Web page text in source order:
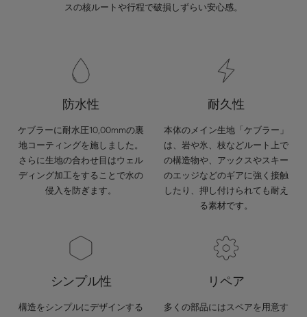
スの核ルートや行程で破損しずらい安心感。
防水性
ケブラーに耐水圧10,00mmの裏
地コーティングを施しました。
さらに生地の合わせ目はウェル
ディング加工をすることで水の
侵入を防ぎます。
耐久性
本体のメイン生地「ケブラー」
は、岩や氷、枝などルート上で
の構造物や、アックスやスキー
のエッジなどのギアに強く接触
したり、押し付けられても耐え
る素材です。
シンプル性
構造をシンプルにデザインする
リペア
多くの部品にはスペアを用意す